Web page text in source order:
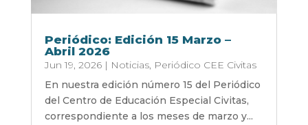
Periódico: Edición 15 Marzo –
Abril 2026
Jun 19, 2026| Noticias, Periódico CEE Civitas
En nuestra edición número 15 del Periódico
del Centro de Educación Especial Civitas,
correspondiente a los meses de marzo y...